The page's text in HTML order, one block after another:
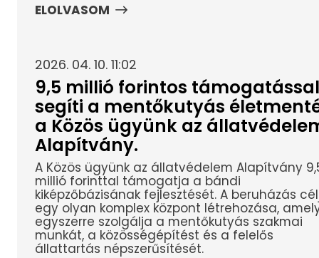
ELOLVASOM
2026. 04. 10. 11:02
9,5 millió forintos támogatással
segíti a mentőkutyás
a Közös ügyünk az
Alapítvány.
A Közös ügyünk az állatvédelem Alapítvány
millió forinttal támogatja a bándi
kiképzőbázisának fejlesztését. A beruházás
egy olyan komplex központ létrehozása,
egyszerre szolgálja a mentőkutyás szakmai
munkát, a közösségépítést és a felelős
állattartás népszerűsítését.